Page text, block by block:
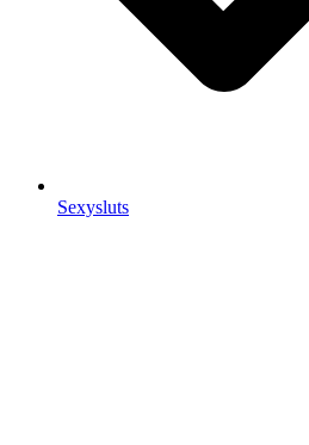
Sexysluts